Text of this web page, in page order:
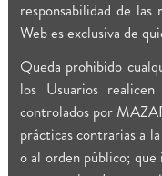
responsabilidad de
Web es exclusiva de
Queda prohibido
los Usuarios
controlados por
prácticas contrarias a
o al orden público;